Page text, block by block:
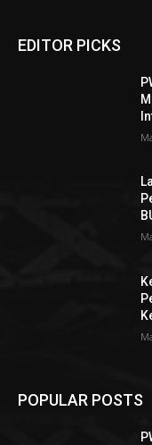
EDITOR PICKS
POPULAR POSTS